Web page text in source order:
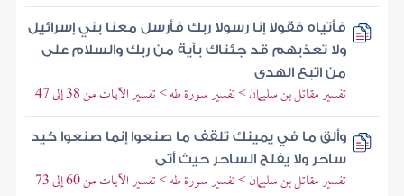
فأتياه فقولا إنا رسولا ربك فأرسل معنا بني إسرائيل
ولا تعذبهم قد جئناك بآية من ربك والسلام على
من اتبع الهدى
تفسير مقاتل بن سليمان > تفسير سورة طه > تفسير الآيات من 38 إلى 47
وألق ما في يمينك تلقف ما صنعوا إنما صنعوا كيد
ساحر ولا يفلح الساحر حيث أتى
تفسير مقاتل بن سليمان > تفسير سورة طه > تفسير الآيات من 60 إلى 73